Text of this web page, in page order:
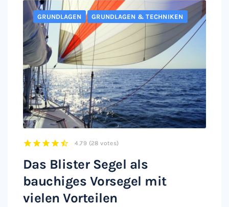
GRUNDLAGEN GRUNDLAGEN & TECHNIKEN
4.79 (28 votes)
Das Blister Segel als
bauchiges Vorsegel mit
vielen Vorteilen